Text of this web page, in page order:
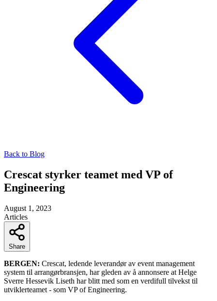
Back to Blog
Crescat styrker teamet med VP of
Engineering
August 1, 2023
Articles
Share
BERGEN: Crescat, ledende leverandør av event management
system til arrangørbransjen, har gleden av å annonsere at Helge
Sverre Hessevik Liseth har blitt med som en verdifull tilvekst til
utviklerteamet - som VP of Engineering.